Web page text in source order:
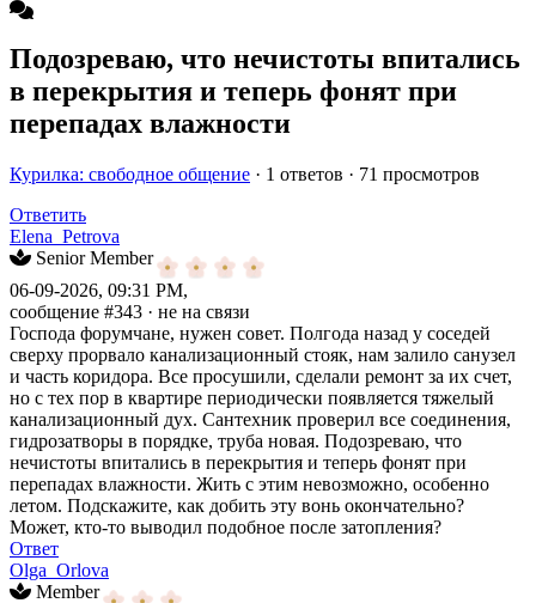
Подозреваю, что нечистоты впитались
в перекрытия и теперь фонят при
перепадах влажности
Курилка: свободное общение · 1 ответов · 71 просмотров
Ответить
Elena_Petrova
Senior Member
06-09-2026, 09:31 PM,
сообщение #343 · не на связи
Господа форумчане, нужен совет. Полгода назад у соседей
сверху прорвало канализационный стояк, нам залило санузел
и часть коридора. Все просушили, сделали ремонт за их счет,
но с тех пор в квартире периодически появляется тяжелый
канализационный дух. Сантехник проверил все соединения,
гидрозатворы в порядке, труба новая. Подозреваю, что
нечистоты впитались в перекрытия и теперь фонят при
перепадах влажности. Жить с этим невозможно, особенно
летом. Подскажите, как добить эту вонь окончательно?
Может, кто-то выводил подобное после затопления?
Ответ
Olga_Orlova
Member